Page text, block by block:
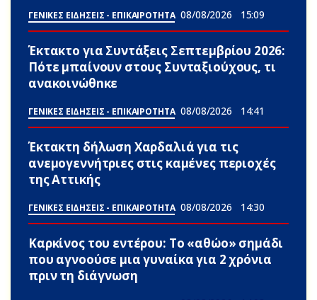
ΓΕΝΙΚΕΣ ΕΙΔΗΣΕΙΣ - ΕΠΙΚΑΙΡΟΤΗΤΑ 08/08/2026 15:09
Έκτακτο για Συντάξεις Σεπτεμβρίου 2026:
Πότε μπαίνουν στους Συνταξιούχους, τι
ανακοινώθnκε
ΓΕΝΙΚΕΣ ΕΙΔΗΣΕΙΣ - ΕΠΙΚΑΙΡΟΤΗΤΑ 08/08/2026 14:41
Έκτακτη δήλωση Χαρδαλιά για τις
ανεμογεννήτριες στις καμένες περιοχές
της Αττικής
ΓΕΝΙΚΕΣ ΕΙΔΗΣΕΙΣ - ΕΠΙΚΑΙΡΟΤΗΤΑ 08/08/2026 14:30
Καρκίνος του εντέρου: Το «αθώο» σημάδι
που αγνοούσε μια γυναίκα για 2 χρόνια
πριν τη διάγνωση